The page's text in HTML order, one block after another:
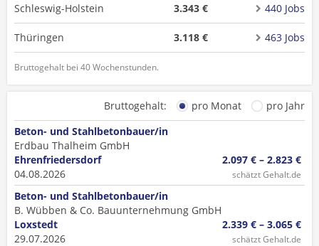
Schleswig-Holstein 3.343 € 440 Jobs
Thüringen 3.118 € 463 Jobs
Bruttogehalt bei 40 Wochenstunden.
Bruttogehalt: pro Monat
pro Jahr
Beton- und Stahlbetonbauer/in
Erdbau Thalheim GmbH
Ehrenfriedersdorf
04.08.2026
2.097 € – 2.823 €
schätzt Gehalt.de
Beton- und Stahlbetonbauer/in
B. Wübben & Co. Bauunternehmung GmbH
Loxstedt
29.07.2026
2.339 € – 3.065 €
schätzt Gehalt.de